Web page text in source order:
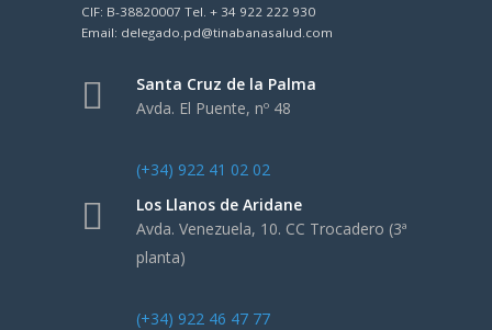
CIF: B-38820007 Tel. + 34 922 222 930
Email: delegado.pd@tinabanasalud.com
Santa Cruz de la Palma
Avda. El Puente, nº 48
(+34) 922 41 02 02
Los Llanos de Aridane
Avda. Venezuela, 10. CC Trocadero (3ª
planta)
(+34) 922 46 47 77